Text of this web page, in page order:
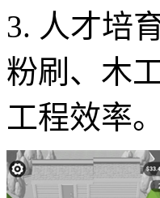
3. 人才培
粉刷、木
工程效率。